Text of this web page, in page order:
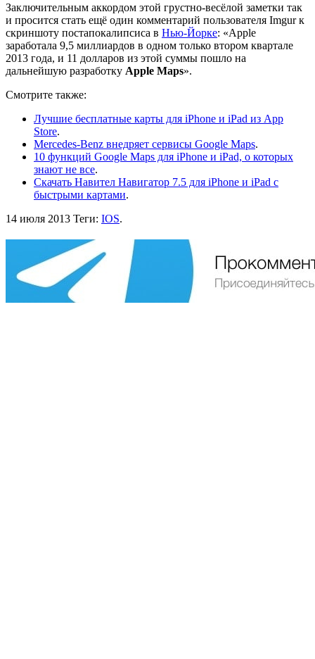
Заключительным аккордом этой грустно-весёлой заметки так
и просится стать ещё один комментарий пользователя Imgur к
скриншоту постапокалипсиса в Нью-Йорке: «Apple
заработала 9,5 миллиардов в одном только втором квартале
2013 года, и 11 долларов из этой суммы пошло на
дальнейшую разработку Apple Maps».
Смотрите также:
Лучшие бесплатные карты для iPhone и iPad из App
Store.
Mercedes-Benz внедряет сервисы Google Maps.
10 функций Google Maps для iPhone и iPad, о которых
знают не все.
Скачать Навител Навигатор 7.5 для iPhone и iPad с
быстрыми картами.
14 июля 2013 Теги: IOS.